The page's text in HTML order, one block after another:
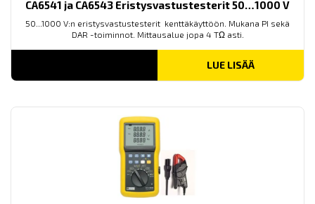
CA6541 ja CA6543 Eristysvastustesterit 50…1000 V
50...1000 V:n eristysvastustesterit kenttäkäyttöön. Mukana PI sekä
DAR -toiminnot. Mittausalue jopa 4 TΩ asti.
LUE LISÄÄ